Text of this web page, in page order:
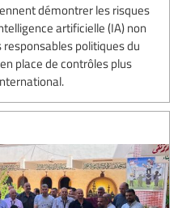
démontrer les risques
artificielle (IA) non
politiques du
place de contrôles plus